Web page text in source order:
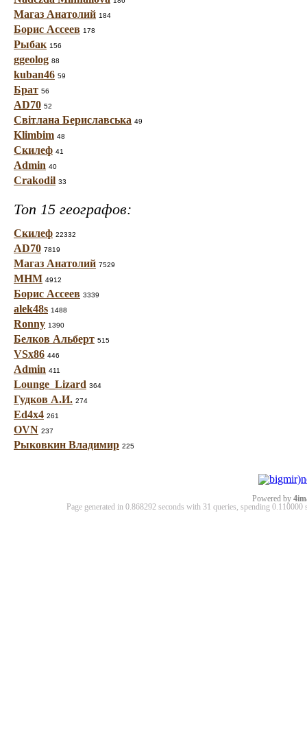
Магаз Анатолий 184
Борис Ассеев 178
Рыбак 156
ggeolog 88
kuban46 59
Брат 56
AD70 52
Світлана Бериславська 49
Klimbim 48
Скилеф 41
Admin 40
Crakodil 33
Топ 15 географов:
Скилеф 22332
AD70 7819
Магаз Анатолий 7529
МНМ 4912
Борис Ассеев 3339
alek48s 1488
Ronny 1390
Белков Альберт 515
VSx86 446
Admin 411
Lounge_Lizard 364
Гудков А.И. 274
Ed4x4 261
OVN 237
Рыковкин Владимир 225
Powered by
Page generated in 0.868292 seconds with 31 queries, spending